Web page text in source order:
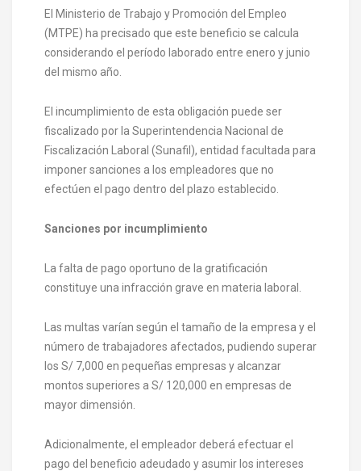
El Ministerio de Trabajo y Promoción del Empleo
(MTPE) ha precisado que este beneficio se calcula
considerando el período laborado entre enero y junio
del mismo año.
El incumplimiento de esta obligación puede ser
fiscalizado por la Superintendencia Nacional de
Fiscalización Laboral (Sunafil), entidad facultada para
imponer sanciones a los empleadores que no
efectúen el pago dentro del plazo establecido.
Sanciones por incumplimiento
La falta de pago oportuno de la gratificación
constituye una infracción grave en materia laboral.
Las multas varían según el tamaño de la empresa y el
número de trabajadores afectados, pudiendo superar
los S/ 7,000 en pequeñas empresas y alcanzar
montos superiores a S/ 120,000 en empresas de
mayor dimensión.
Adicionalmente, el empleador deberá efectuar el
pago del beneficio adeudado y asumir los intereses